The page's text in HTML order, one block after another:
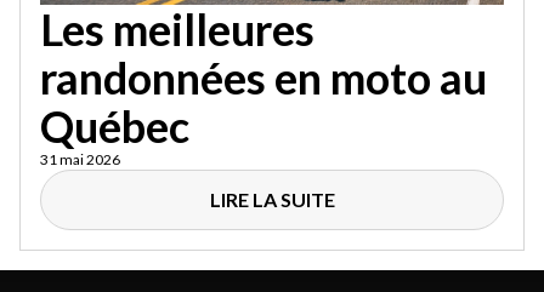
Les meilleures
randonnées en moto au
Québec
31 mai 2026
LIRE LA SUITE